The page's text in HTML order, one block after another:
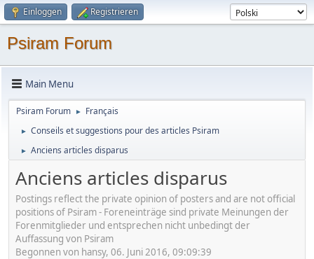
Einloggen Registrieren
Psiram Forum
Main Menu
Psiram Forum ► Français
► Conseils et suggestions pour des articles Psiram
► Anciens articles disparus
Anciens articles disparus
Postings reflect the private opinion of posters and are not official
positions of Psiram - Foreneinträge sind private Meinungen der
Forenmitglieder und entsprechen nicht unbedingt der
Auffassung von Psiram
Begonnen von hansy, 06. Juni 2016, 09:09:39